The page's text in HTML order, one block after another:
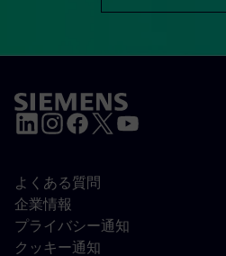
よくある質問
企業情報
プライバシー通知
クッキー通知